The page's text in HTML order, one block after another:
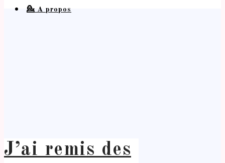
💁 A propos
J’ai remis des